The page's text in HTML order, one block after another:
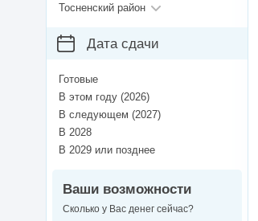
Тосненский район
Дата сдачи
Готовые
В этом году (2026)
В следующем (2027)
В 2028
В 2029 или позднее
Ваши возможности
Сколько у Вас денег сейчас?